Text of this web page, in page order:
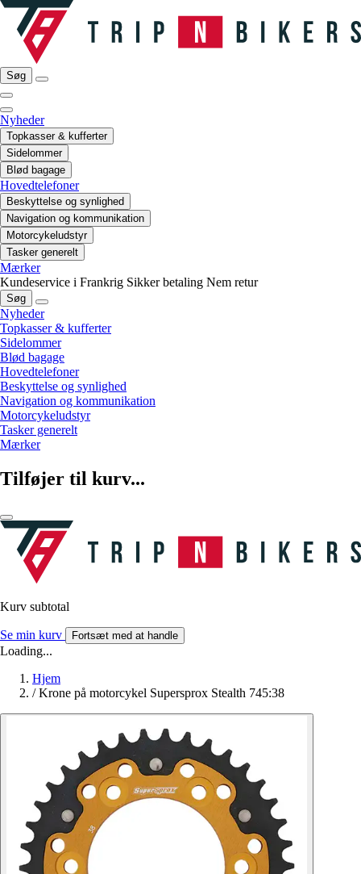
Søg
Nyheder
Topkasser & kufferter
Sidelommer
Blød bagage
Hovedtelefoner
Beskyttelse og synlighed
Navigation og kommunikation
Motorcykeludstyr
Tasker generelt
Mærker
Kundeservice i Frankrig Sikker betaling Nem retur
Søg
Nyheder
Topkasser & kufferter
Sidelommer
Blød bagage
Hovedtelefoner
Beskyttelse og synlighed
Navigation og kommunikation
Motorcykeludstyr
Tasker generelt
Mærker
Tilføjer til kurv...
Kurv subtotal
Se min kurv Fortsæt med at handle
Loading...
Hjem
/ Krone på motorcykel Supersprox Stealth 745:38